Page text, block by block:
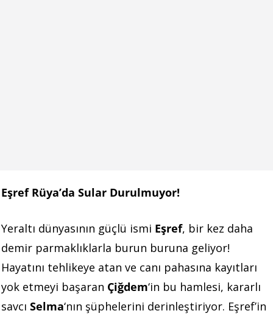
Eşref Rüya’da Sular Durulmuyor!
Yeraltı dünyasının güçlü ismi Eşref, bir kez daha
demir parmaklıklarla burun buruna geliyor!
Hayatını tehlikeye atan ve canı pahasına kayıtları
yok etmeyi başaran Çiğdem‘in bu hamlesi, kararlı
savcı Selma‘nın şüphelerini derinleştiriyor. Eşref’in